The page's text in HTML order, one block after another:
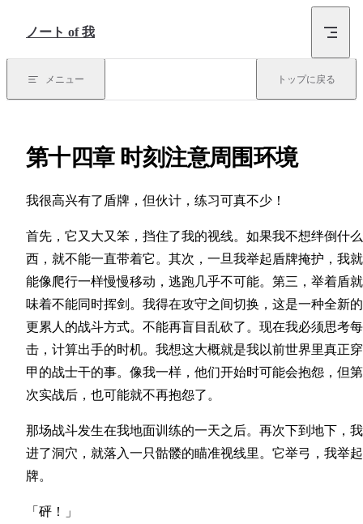
ノート of 我
メニュー トップに戻る
第十四章 时刻注意周围环境
我很高兴有了盾牌，但伙计，练习可真不少！
首先，它又大又笨，挡住了我的视线。如果我不想绊倒什
西，就不能一直带着它。其次，一旦我举起盾牌掩护，我
能像爬行一样慢慢移动，逃跑几乎不可能。第三，举着盾
味着不能同时挥剑。我得在攻守之间切换，这是一种全新
更累人的战斗方式。不能再盲目乱砍了。现在我必须思考
击，计算出手的时机。我想这大概就是我以前世界里真正
甲的战士干的事。像我一样，他们开始时可能会抱怨，但
次实战后，也可能就不再抱怨了。
那场战斗发生在我地面训练的一天之后。再次下到地下，
进了洞穴，就落入一只骷髅的瞄准视线里。它举弓，我举
牌。
「砰！」